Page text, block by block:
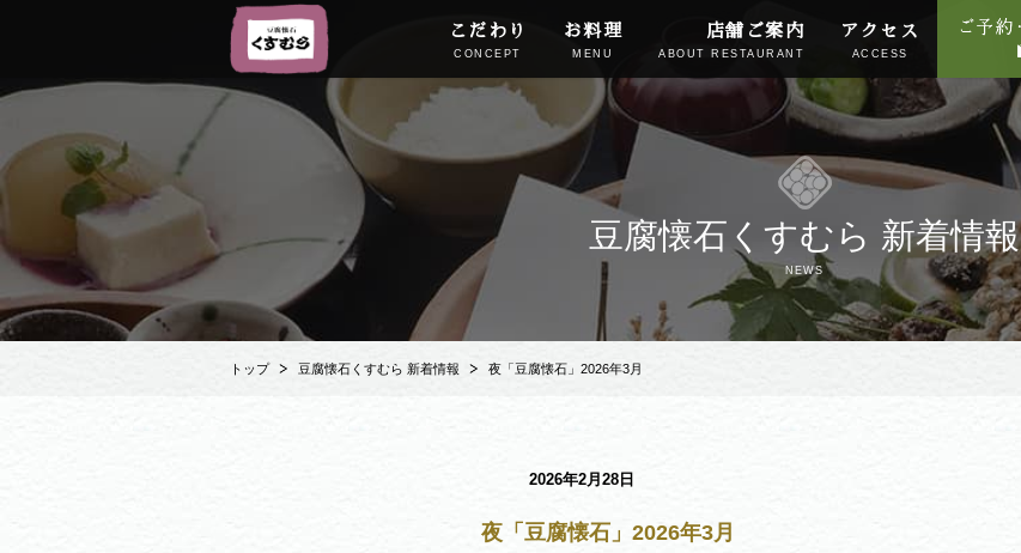
こだわり
CONCEPT
お料理
MENU
店舗ご案内
ABOUT RESTAURANT
アクセス
ACCESS
豆腐懐石くすむら 新着情報
NEWS
トップ 豆腐懐石くすむら 新着情報 夜「豆腐懐石」2026年3月
2026年2月28日
夜「豆腐懐石」2026年3月